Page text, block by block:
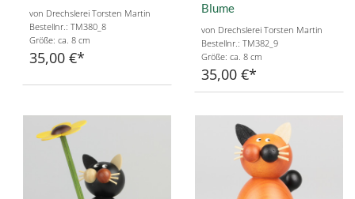
von Drechslerei Torsten Martin
Bestellnr.: TM380_8
Größe: ca. 8 cm
35,00 €
Blume
von Drechslerei Torsten Martin
Bestellnr.: TM382_9
Größe: ca. 8 cm
35,00 €